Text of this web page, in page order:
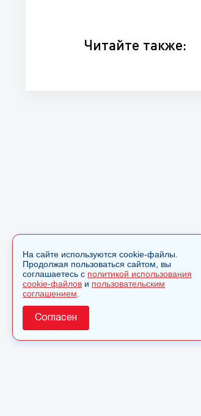
Читайте также:
На сайте используются cookie-файлы.
Продолжая пользоваться сайтом, вы
соглашаетесь с политикой использования
cookie-файлов и пользовательским
соглашением
Согласен